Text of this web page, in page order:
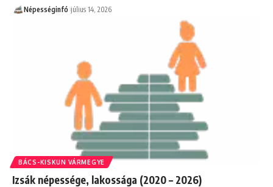
Népességinfó július 14, 2026
BÁCS-KISKUN VÁRMEGYE
Izsák népessége, lakossága (2020 – 2026)